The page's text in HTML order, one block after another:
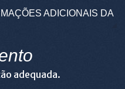
ADICIONAIS DA
adequada.